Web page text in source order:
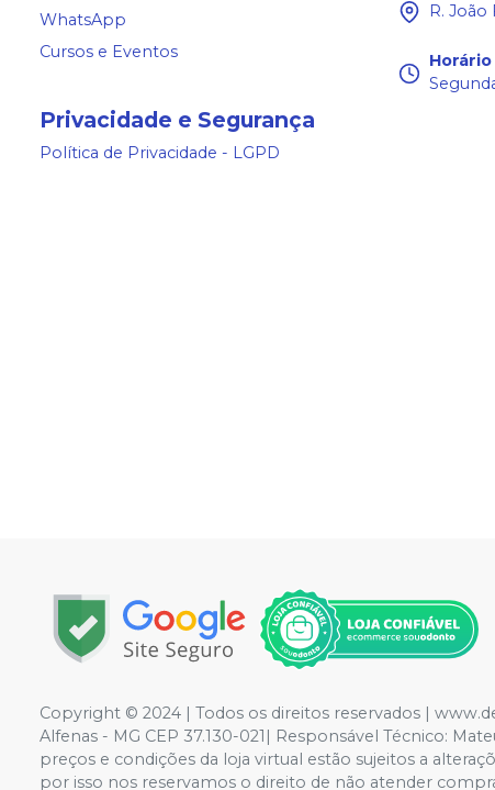
WhatsApp
Cursos e Eventos
Privacidade e Segurança
Política de Privacidade - LGPD
R. João
Copyright © 2024 | Todos os direitos reservados |
Alfenas - MG CEP 37.130-021| Responsável Técnico:
preços e condições da loja virtual estão sujeitos a
por isso nos reservamos o direito de não atender